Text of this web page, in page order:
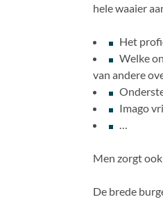
hele waaier
Het
Welke
van andere
Imago
Men zorgt
De brede